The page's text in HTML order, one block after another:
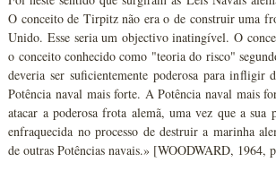
O conceito de Tirpitz não era o de construir uma
Unido. Esse seria um objectivo inatingível. O
o conceito conhecido como "teoria do risco"
deveria ser suficientemente poderosa para infligir
Potência naval mais forte. A Potência naval mais
atacar a poderosa frota alemã, uma vez que a
enfraquecida no processo de destruir a marinha
de outras Potências navais.» [WOODWARD, 1964,